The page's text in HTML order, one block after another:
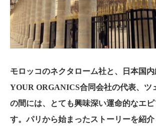
モロッコのネクタローム社と、日本国
YOUR ORGANICS合同会社の代表、ツ
の間には、とても興味深い運命的なエ
す。パリから始まったストーリーを紹介